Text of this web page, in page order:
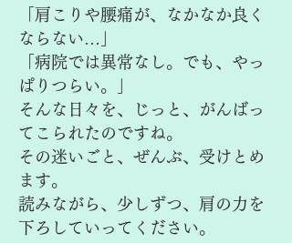
「肩こりや腰痛が、なかなか良く
ならない…」
「病院では異常なし。でも、やっ
ぱりつらい。」
そんな日々を、じっと、がんばっ
てこられたのですね。
その迷いごと、ぜんぶ、受けとめ
ます。
読みながら、少しずつ、肩の力を
下ろしていってください。